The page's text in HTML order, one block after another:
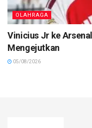
OLAHRAGA
Vinicius Jr ke
Mengejutkan
05/08/2026